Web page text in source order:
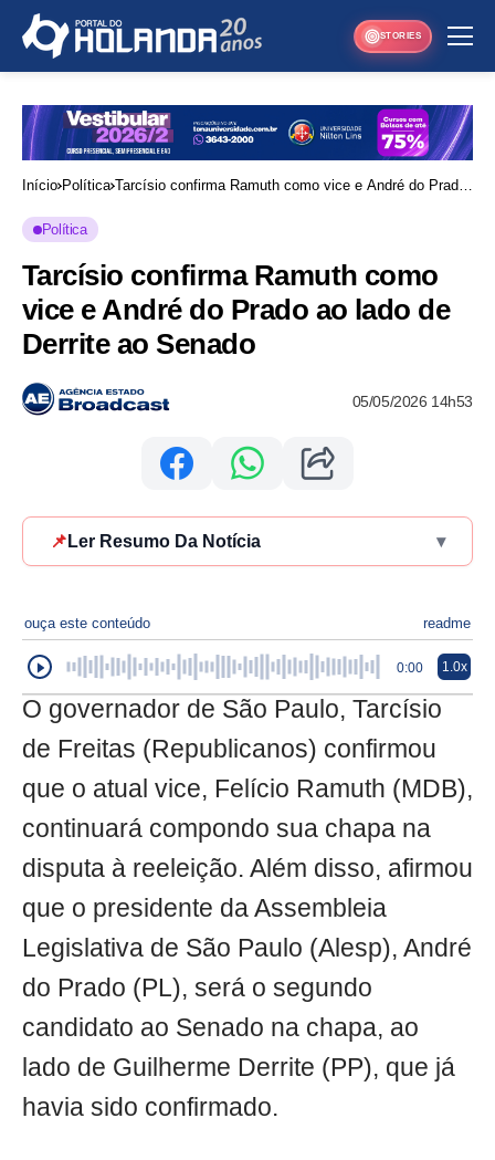
STORIES
Início Política Tarcísio confirma Ramuth como vice e André do Prado
Política
Tarcísio confirma Ramuth como
vice e André do Prado ao lado de
Derrite ao Senado
05/05/2026 14h53
📌 Ler Resumo Da Notícia ▾
ouça este conteúdo readme
0:00 1.0x
O governador de São Paulo, Tarcísio
de Freitas (Republicanos) confirmou
que o atual vice, Felício Ramuth (MDB),
continuará compondo sua chapa na
disputa à reeleição. Além disso, afirmou
que o presidente da Assembleia
Legislativa de São Paulo (Alesp), André
do Prado (PL), será o segundo
candidato ao Senado na chapa, ao
lado de Guilherme Derrite (PP), que já
havia sido confirmado.